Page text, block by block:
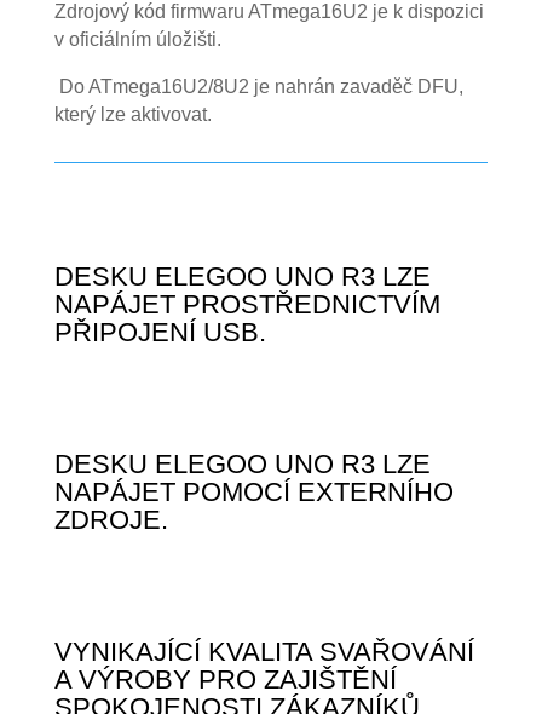
Zdrojový kód firmwaru ATmega16U2 je k dispozici
v oficiálním úložišti.
Do ATmega16U2/8U2 je nahrán zavaděč DFU,
který lze aktivovat.
DESKU ELEGOO UNO R3 LZE
NAPÁJET PROSTŘEDNICTVÍM
PŘIPOJENÍ USB.
DESKU ELEGOO UNO R3 LZE
NAPÁJET POMOCÍ EXTERNÍHO
ZDROJE.
VYNIKAJÍCÍ KVALITA SVAŘOVÁNÍ
A VÝROBY PRO ZAJIŠTĚNÍ
SPOKOJENOSTI ZÁKAZNÍKŮ.